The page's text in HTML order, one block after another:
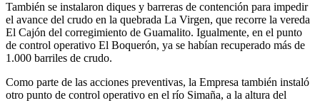
También se instalaron diques y barreras de contención para impedir
el avance del crudo en la quebrada La Virgen, que recorre la vereda
El Cajón del corregimiento de Guamalito. Igualmente, en el punto
de control operativo El Boquerón, ya se habían recuperado más de
1.000 barriles de crudo.
Como parte de las acciones preventivas, la Empresa también instaló
otro punto de control operativo en el río Simaña, a la altura del